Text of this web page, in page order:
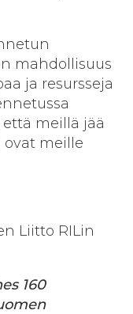
mahdollisuus
ja resursseja
meillä jää
meille
Liitto RILin
160